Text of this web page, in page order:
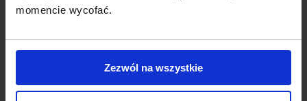
momencie wycofać.
Zezwól na wszystkie
bilety lotnicze z KRAKÓW do STUTTGART
bilety lotnicze z KRAKÓW do DORTMUND